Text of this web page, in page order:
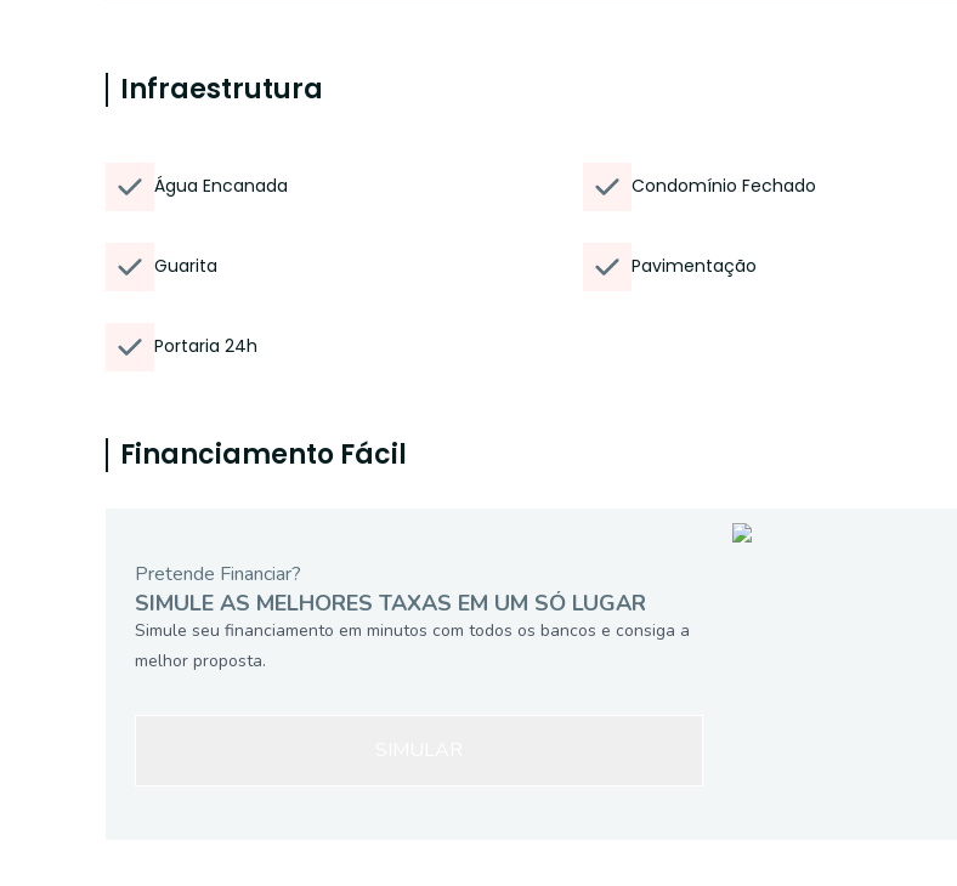
Infraestrutura
Água Encanada Condomínio Fechado
Guarita Pavimentação
Portaria 24h
Financiamento Fácil
Pretende Financiar?
SIMULE AS MELHORES TAXAS EM UM SÓ LUGAR
Simule seu financiamento em minutos com todos os bancos e consiga a
melhor proposta.